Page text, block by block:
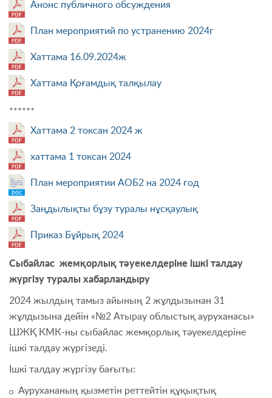
Анонс публичного обсуждения
План мероприятий по устранению 2024г
Хаттама 16.09.2024ж
Хаттама Қоғамдық талқылау
******
Хаттама 2 токсан 2024 ж
хаттама 1 токсан 2024
План мероприятии АОБ2 на 2024 год
Заңдылықты бұзу туралы нұсқаулық
Приказ Бұйрық 2024
Сыбайлас жемқорлық тәуекелдеріне ішкі талдау
жүргізу туралы хабарландыру
2024 жылдың тамыз айының 2 жұлдызынан 31
жұлдызына дейін «№2 Атырау облыстық ауруханасы»
ШЖҚ КМК-ны сыбайлас жемқорлық тәуекелдеріне
ішкі талдау жүргізеді.
Ішкі талдау жүргізу бағыты:
Аурухананың қызметін реттейтін құқықтық